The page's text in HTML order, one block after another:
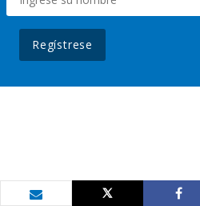
Regístrese